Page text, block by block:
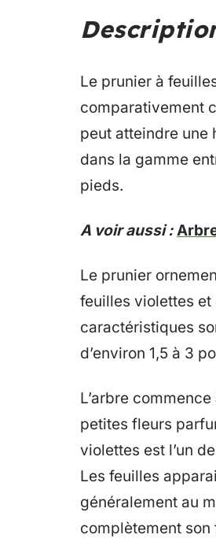
Le prunier à
comparativement
peut atteindre une
dans la gamme
pieds.
A voir aussi :
Le prunier
feuilles violettes et
caractéristiques
d’environ 1,5 à 3
L’arbre
petites fleurs
violettes est l’un
Les feuilles
généralement au
complètement son